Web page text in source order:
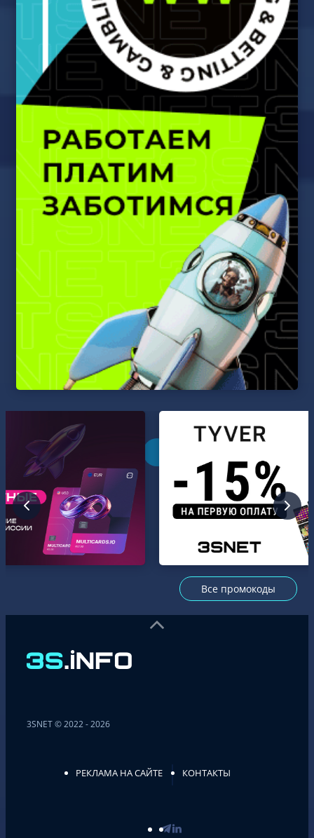
Все промокоды
3SNET © 2022 - 2026
РЕКЛАМА НА САЙТЕ КОНТАКТЫ